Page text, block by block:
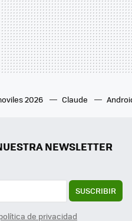
2026 Claude
NEWSLETTER
SUSCRIBIR
de privacidad